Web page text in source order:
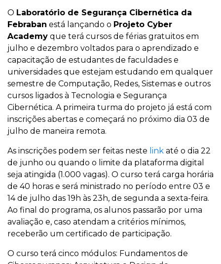
O Laboratório de Segurança Cibernética da
Febraban está lançando o Projeto Cyber
Academy que terá cursos de férias gratuitos em
julho e dezembro voltados para o aprendizado e
capacitação de estudantes de faculdades e
universidades que estejam estudando em qualquer
semestre de Computação, Redes, Sistemas e outros
cursos ligados à Tecnologia e Segurança
Cibernética. A primeira turma do projeto já está com
inscrições abertas e começará no próximo dia 03 de
julho de maneira remota.
As inscrições podem ser feitas neste link até o dia 22
de junho ou quando o limite da plataforma digital
seja atingida (1.000 vagas). O curso terá carga horária
de 40 horas e será ministrado no período entre 03 e
14 de julho das 19h às 23h, de segunda a sexta-feira.
Ao final do programa, os alunos passarão por uma
avaliação e, caso atendam a critérios mínimos,
receberão um certificado de participação.
O curso terá cinco módulos: Fundamentos de